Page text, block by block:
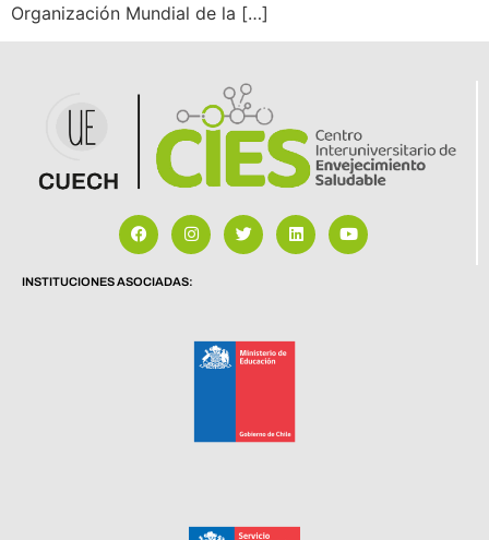
Organización Mundial de la […]
INSTITUCIONES ASOCIADAS: